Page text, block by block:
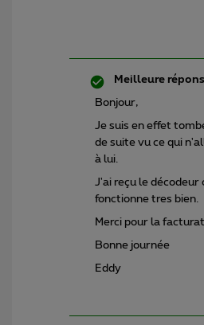
Meilleure
Bonjour,
Je suis en effet
de suite vu ce qui
à lui.
J'ai reçu le décodeur
fonctionne tres bien.
Merci pour la
Bonne journée
Eddy